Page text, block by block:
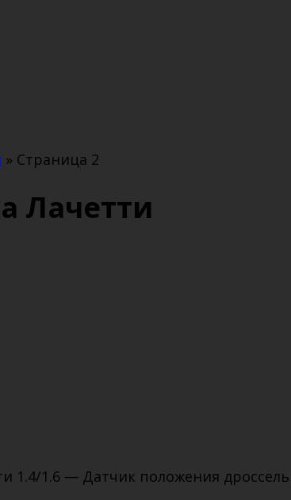
» Страница 2
Лачетти
1.4/1.6 — Датчик положения